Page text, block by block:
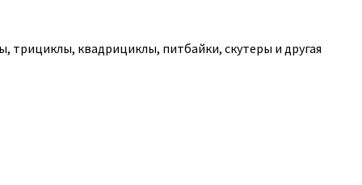
трициклы, квадрициклы, питбайки, скутеры и другая